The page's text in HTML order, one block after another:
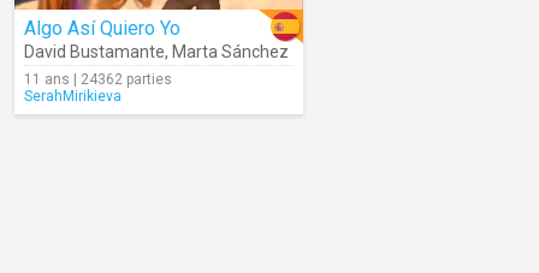
Algo Así Quiero Yo
David Bustamante, Marta Sánchez
11 ans | 24362 parties
SerahMirikieva